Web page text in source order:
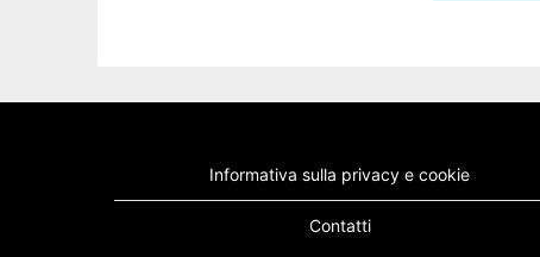
Informativa sulla privacy e cookie
Contatti